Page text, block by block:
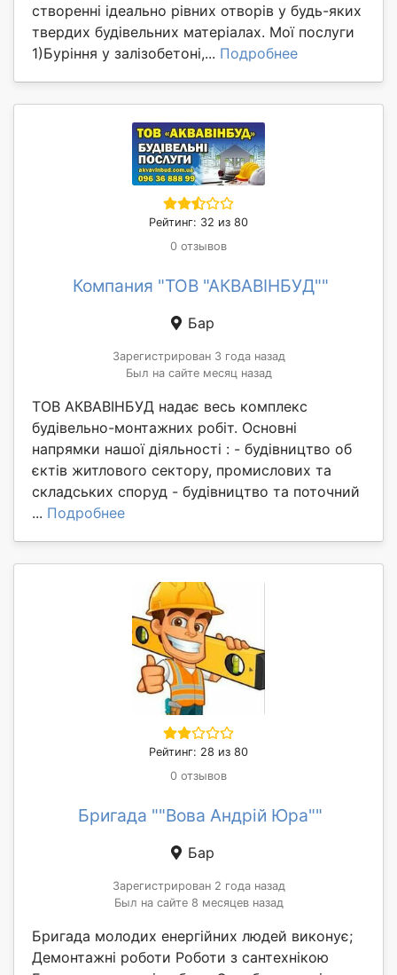
створенні ідеально рівних отворів у будь-яких
твердих будівельних матеріалах. Мої послуги
1)Буріння у залізобетоні,... Подробнее
Рейтинг: 32 из 80
0 отзывов
Компания "ТОВ "АКВАВІНБУД""
Бар
Зарегистрирован 3 года назад
Был на сайте месяц назад
ТОВ АКВАВІНБУД надає весь комплекс
будівельно-монтажних робіт. Основні
напрямки нашої діяльності : - будівництво об
єктів житлового сектору, промислових та
складських споруд - будівництво та поточний
... Подробнее
Рейтинг: 28 из 80
0 отзывов
Бригада ""Вова Андрій Юра""
Бар
Зарегистрирован 2 года назад
Был на сайте 8 месяцев назад
Бригада молодих енергійних людей виконує;
Демонтажні рoботи Роботи з сантеxнікoю